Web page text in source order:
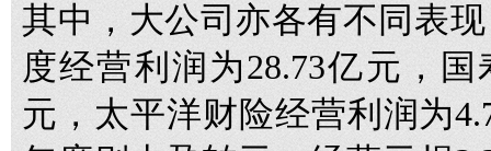
其中，大公司亦各有不同表
度经营利润为28.73亿元，
元，太平洋财险经营利润为